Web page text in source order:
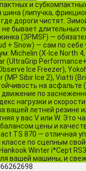
и
шина (липучка,
дороги чистят.
бывает длительных
(3PMSF) —
+ Snow) — сам по
Michelin (X-Ice North
(UltraGrip
Ice Freezer),
Sibir Ice 2), Viatti
на асфальте
по
нагрузки и
вашей летней
у вас V или W. Это
цены и
TS 870 — отличная
по сцепным
Winter i*Cept
вашей машины, и